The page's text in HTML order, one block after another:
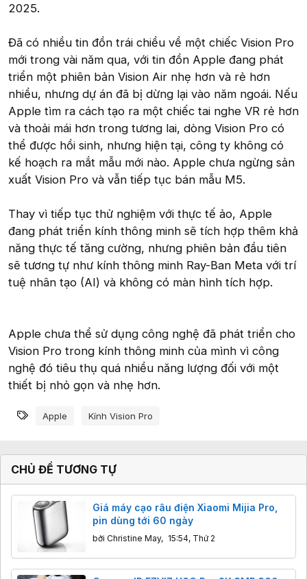
2025.
Đã có nhiều tin đồn trái chiều về một chiếc Vision Pro
mới trong vài năm qua, với tin đồn Apple đang phát
triển một phiên bản Vision Air nhẹ hơn và rẻ hơn
nhiều, nhưng dự án đã bị dừng lại vào năm ngoái. Nếu
Apple tìm ra cách tạo ra một chiếc tai nghe VR rẻ hơn
và thoải mái hơn trong tương lai, dòng Vision Pro có
thể được hồi sinh, nhưng hiện tại, công ty không có
kế hoạch ra mắt mẫu mới nào. Apple chưa ngừng sản
xuất Vision Pro và vẫn tiếp tục bán mẫu M5.
Thay vì tiếp tục thử nghiệm với thực tế ảo, Apple
đang phát triển kính thông minh sẽ tích hợp thêm khả
năng thực tế tăng cường, nhưng phiên bản đầu tiên
sẽ tương tự như kính thông minh Ray-Ban Meta với trí
tuệ nhân tạo (AI) và không có màn hình tích hợp.
Apple chưa thể sử dụng công nghệ đã phát triển cho
Vision Pro trong kính thông minh của mình vì công
nghệ đó tiêu thụ quá nhiều năng lượng đối với một
thiết bị nhỏ gọn và nhẹ hơn.
Từ khóa
Apple Kính Vision Pro
CHỦ ĐỀ TƯƠNG TỰ
Giá máy cạo râu điện Xiaomi Mijia Pro,
pin dùng tới 60 ngày
bởi Christine May, 15:54, Thứ 2